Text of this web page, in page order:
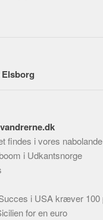
findes i vores nabolande
i Udkantsnorge
i USA kræver 100
for en euro